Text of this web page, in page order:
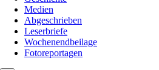
Medien
Abgeschrieben
Leserbriefe
Wochenendbeilage
Fotoreportagen